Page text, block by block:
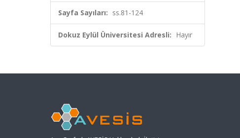
Sayfa Sayıları: ss.81-124
Dokuz Eylül Üniversitesi Adresli: Hayır